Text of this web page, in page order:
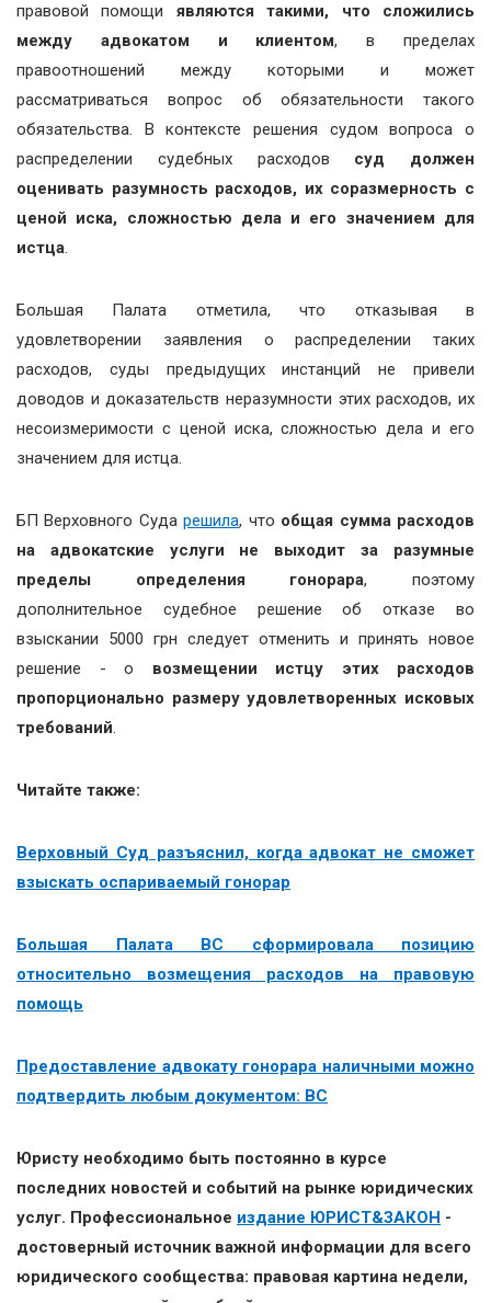
правовой помощи являются такими, что сложились
между адвокатом и клиентом, в пределах
правоотношений между которыми и может
рассматриваться вопрос об обязательности такого
обязательства. В контексте решения судом вопроса о
распределении судебных расходов суд должен
оценивать разумность расходов, их соразмерность с
ценой иска, сложностью дела и его значением для
истца.
Большая Палата отметила, что отказывая в
удовлетворении заявления о распределении таких
расходов, суды предыдущих инстанций не привели
доводов и доказательств неразумности этих расходов, их
несоизмеримости с ценой иска, сложностью дела и его
значением для истца.
БП Верховного Сударешила, что общая сумма расходов
на адвокатские услуги не выходит за разумные
пределы определения гонорара, поэтому
дополнительное судебное решение об отказе во
взыскании 5000 грн следует отменить и принять новое
решение - о возмещении истцу этих расходов
пропорционально размеру удовлетворенных исковых
требований.
Читайте также:
Верховный Суд разъяснил, когда адвокат не сможет
взыскать оспариваемый гонорар
Большая Палата ВС сформировала позицию
относительно возмещения расходов на правовую
помощь
Предоставление адвокату гонорара наличными можно
подтвердить любым документом: ВС
Юристу необходимо быть постоянно в курсе
последних новостей и событий на рынке юридических
услуг. Профессиональное издание ЮРИСТ&ЗАКОН -
достоверный источник важной информации для всего
юридического сообщества: правовая картина недели,